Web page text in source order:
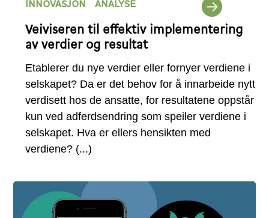
INNOVASJON ANALYSE
Veiviseren til effektiv implementering
av verdier og resultat
Etablerer du nye verdier eller fornyer verdiene i
selskapet? Da er det behov for å innarbeide nytt
verdisett hos de ansatte, for resultatene oppstår
kun ved adferdsendring som speiler verdiene i
selskapet. Hva er ellers hensikten med
verdiene?